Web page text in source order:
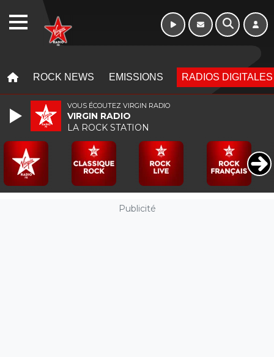
ROCK NEWS EMISSIONS RADIOS DIGITALES
Publicité
VOUS ÉCOUTEZ VIRGIN RADIO
VIRGIN RADIO
LA ROCK STATION
WEBRADIO Week-end de 06h
à 12h